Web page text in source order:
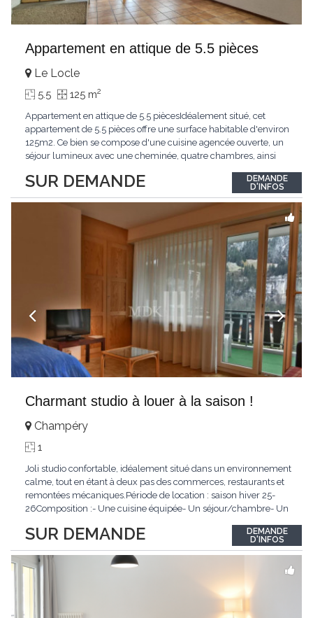
Appartement en attique de 5.5 pièces
SUR DEMANDE
Le Locle
5.5 125 m2
Appartement en attique de 5.5 piècesIdéalement situé, cet
appartement de 5.5 pièces offre une surface habitable d'environ
125m2. Ce bien se compose d'une cuisine agencée ouverte, un
séjour lumineux avec une cheminée, quatre chambres, ainsi
DEMANDE
D'INFOS
Charmant studio à louer à la saison !
SUR DEMANDE
Champéry
1
Joli studio confortable, idéalement situé dans un environnement
calme, tout en étant à deux pas des commerces, restaurants et
remontées mécaniques.Période de location : saison hiver 25-
26Composition :- Une cuisine équipée- Un séjour/chambre- Un
fumeurAnimaux non admisLoyer mensuel : CHF
1'000.00N'hésitez pas à nous contacter !
DEMANDE
D'INFOS